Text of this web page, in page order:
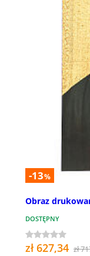
-13%
Obraz
DOSTĘPNY
zł 627,34 zł